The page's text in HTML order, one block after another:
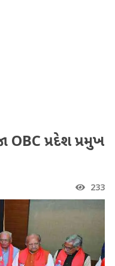
OBC પ્રદેશ પ્રમુખ
233